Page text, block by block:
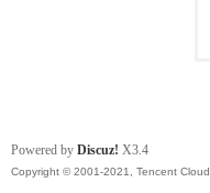
Powered by Discuz! X3.4
Copyright © 2001-2021, Tencent Cloud.